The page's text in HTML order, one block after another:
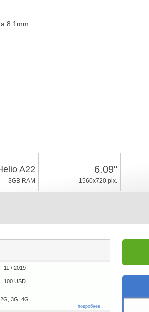
8.1mm
A22
3GB RAM
6.09"
1560x720 pix.
11 / 2019
100 USD
2G, 3G, 4G
подробнее ↓